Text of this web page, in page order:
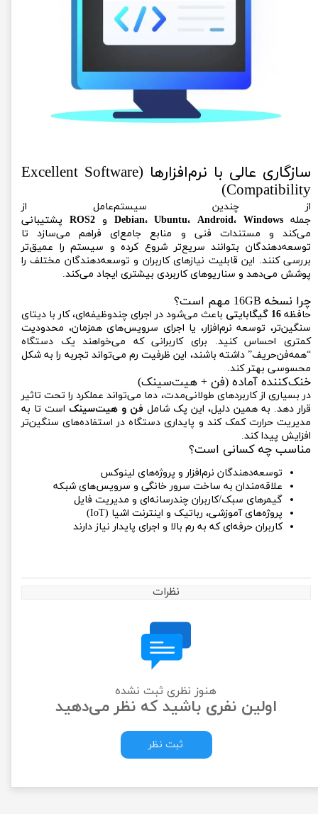
سازگاری عالی با نرم‌افزارها (Excellent Software
Compatibility)
از چندین سیستم‌عامل از
جمله
Debian،Ubuntu،Android،Windows وROS2 پشتیبانی
می‌کند و مستندات فنی و منابع جامع‌ای فراهم می‌سازد تا
توسعه‌دهندگان بتوانند سریع‌تر شروع کرده و سیستم را عمیق‌تر
بررسی کنند. این قابلیت نیازهای کاربران و توسعه‌دهندگان مختلف را
پوشش می‌دهد و سناریوهای کاربردی بیشتری ایجاد می‌کند.
چرا نسخه 16GB مهم است؟
حافظه 16 گیگابایتی
باعث می‌شود در اجرای چندوظیفه‌ای، کار با دیتای
سنگین‌تر، توسعه نرم‌افزار، یا اجرای سرویس‌های همزمان، محدودیت
کمتری احساس کنید. برای کاربرانی که می‌خواهند یک دستگاه
“همه‌فن‌حریف” داشته باشند، این ظرفیت رم می‌تواند تجربه را به شکل
محسوسی بهتر کند.
خنک‌کننده آماده (فن + هیت‌سینک)
در بسیاری از کاربردهای طولانی‌مدت، دما می‌تواند عملکرد را تحت تاثیر
قرار دهد. به همین دلیل، این پک شامل فن و هیت‌سینک است تا به
مدیریت حرارت کمک کند و پایداری دستگاه در استفاده‌های سنگین‌تر
افزایش پیدا کند.
مناسب چه کسانی است؟
توسعه‌دهندگان نرم‌افزار و پروژه‌های لینوکس
علاقه‌مندان به ساخت سرور خانگی و سرویس‌های شبکه
گیمرهای سبک/کاربران چندرسانه‌ای و مدیریت فایل
پروژه‌های آموزشی، رباتیک و اینترنت اشیا (IoT)
کاربران حرفه‌ای که به رم بالا و اجرای پایدار نیاز دارند
نظرات
هنوز نظری ثبت نشده
اولین نفری باشید که نظر می‌دهید
ثبت نظر